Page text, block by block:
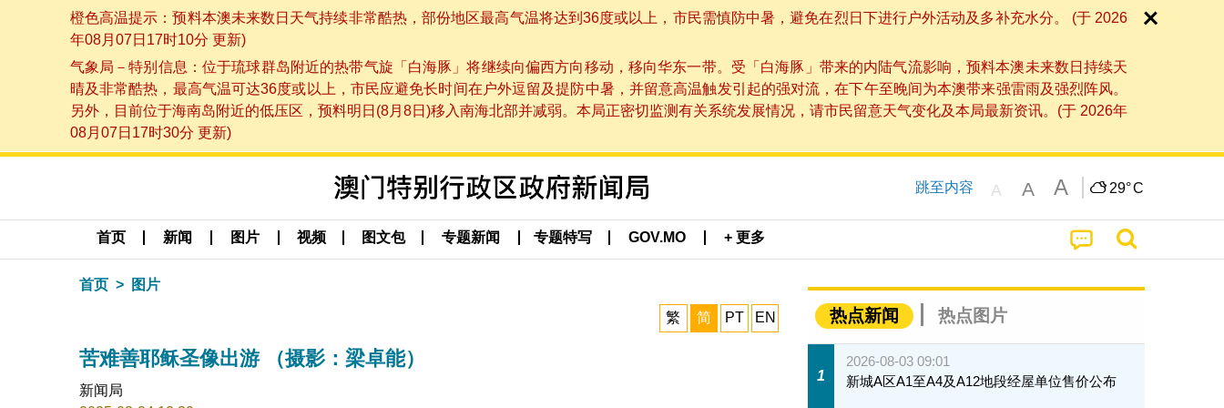
橙色高温提示：预料本澳未来数日天气持续非常酷热，部份地区最高气温将达到36度或以上，市民需慎防中暑，避免在烈日下进行户外活动及多补充水分。 (于 2026
年08月07日17时10分 更新)
气象局－特别信息：位于琉球群岛附近的热带气旋「白海豚」将继续向偏西方向移动，移向华东一带。受「白海豚」带来的内陆气流影响，预料本澳未来数日持续天
晴及非常酷热，最高气温可达36度或以上，市民应避免长时间在户外逗留及提防中暑，并留意高温触发引起的强对流，在下午至晚间为本澳带来强雷雨及强烈阵风。
另外，目前位于海南岛附近的低压区，预料明日(8月8日)移入南海北部并减弱。本局正密切监测有关系统发展情况，请市民留意天气变化及本局最新资讯。(于 2026年
08月07日17时30分 更新)
跳至内容 A A A 29°C
首页 新闻 图片 视频 图文包 专题新闻 专题特写 GOV.MO + 更多
首页 图片
繁 简 PT EN
苦难善耶稣圣像出游 （摄影：梁卓能）
新闻局
热点新闻 热点图片
1
2026-08-03 09:01
新城A区A1至A4及A12地段经屋单位售价公布